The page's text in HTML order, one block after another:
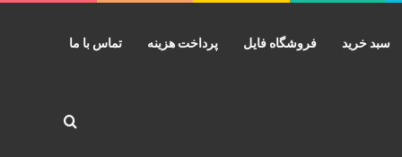
سبد خرید فروشگاه فایل پرداخت هزینه تماس با ما
جستجو